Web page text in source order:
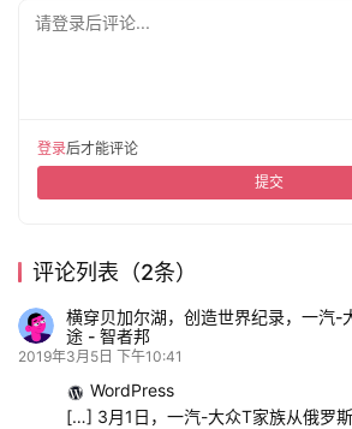
请登录后评论...
登录后才能评论
提交
评论列表（2条）
横穿贝加尔湖，创造世界纪录，一汽-
途 - 智者邦
2019年3月5日 下午10:41
WordPress
[…] 3月1日，一汽-大众T家族从俄罗